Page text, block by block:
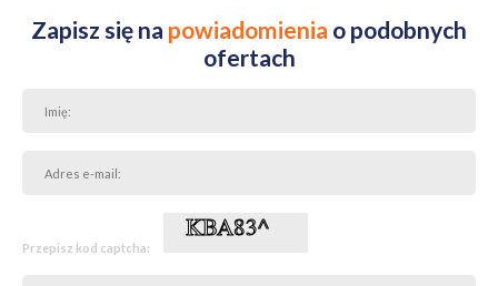
Zapisz się na powiadomienia o podobnych
ofertach
Przepisz kod captcha: